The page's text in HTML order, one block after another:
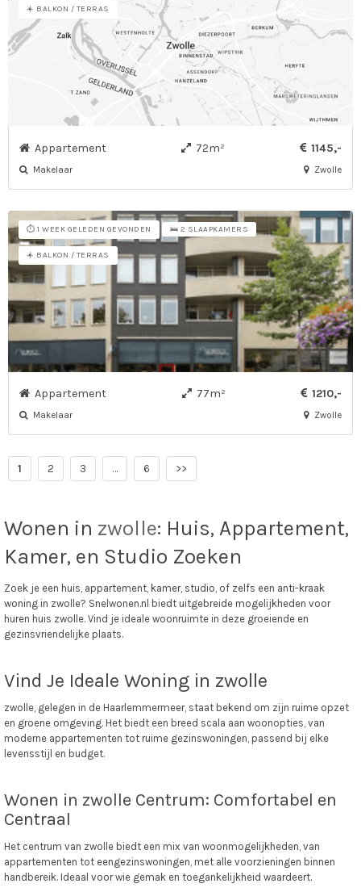
☀️ BALKON / TERRAS
Appartement 72m² 1145,-
Makelaar Zwolle
⏱️ 1 WEEK GELEDEN GEVONDEN 🛌 2 SLAAPKAMERS
☀️ BALKON / TERRAS
Appartement 77m² 1210,-
Makelaar Zwolle
1 2 3 … 6 >>
Wonen in zwolle: Huis, Appartement,
Kamer, en Studio Zoeken
Zoek je een huis, appartement, kamer, studio, of zelfs een anti-kraak
woning in zwolle? Snelwonen.nl biedt uitgebreide mogelijkheden voor
huren huis zwolle. Vind je ideale woonruimte in deze groeiende en
gezinsvriendelijke plaats.
Vind Je Ideale Woning in zwolle
zwolle, gelegen in de Haarlemmermeer, staat bekend om zijn ruime opzet
en groene omgeving. Het biedt een breed scala aan woonopties, van
moderne appartementen tot ruime gezinswoningen, passend bij elke
levensstijl en budget.
Wonen in zwolle Centrum: Comfortabel en
Centraal
Het centrum van zwolle biedt een mix van woonmogelijkheden, van
appartementen tot eengezinswoningen, met alle voorzieningen binnen
handbereik. Ideaal voor wie gemak en toegankelijkheid waardeert.